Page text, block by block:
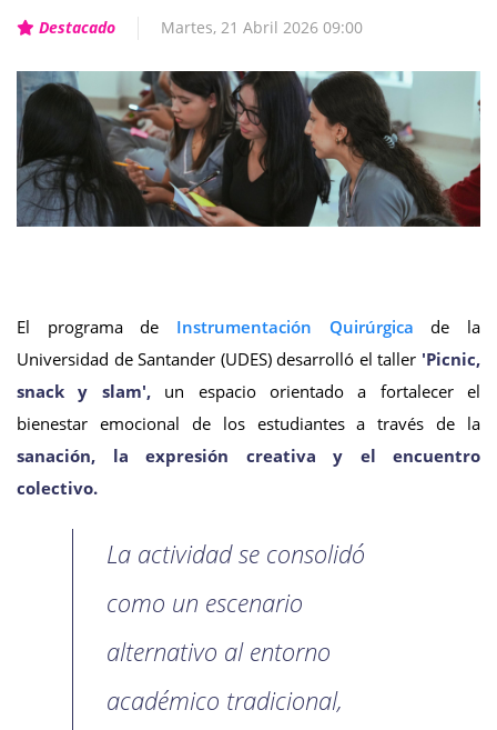
Destacado Martes, 21 Abril 2026 09:00
El programa de Instrumentación Quirúrgica de la
Universidad de Santander (UDES) desarrolló el taller 'Picnic,
snack y slam',un espacio orientado a fortalecer el
bienestar emocional de los estudiantes a través de la
sanación, la expresión creativa y el encuentro
colectivo.
La actividad se consolidó
como un escenario
alternativo al entorno
académico tradicional,